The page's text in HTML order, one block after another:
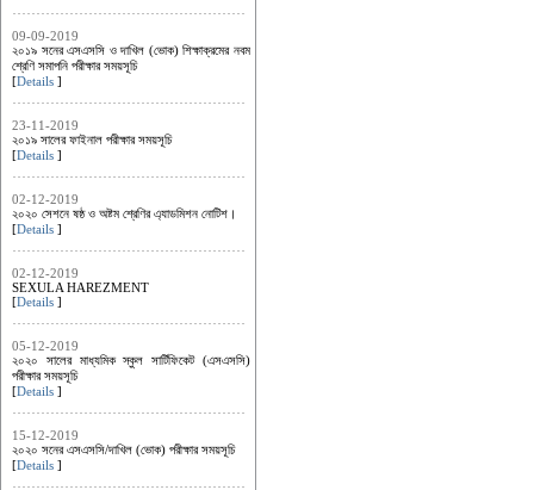
09-09-2019
২০১৯ সনের এসএসসি ও দাখিল (ভোক) শিক্ষাক্রমের নবম
শ্রেণি সমাপনি পরীক্ষার সময়সূচি
[Details ]
23-11-2019
২০১৯ সালের ফাইনাল পরীক্ষার সময়সূচি
[Details ]
02-12-2019
২০২০ সেশনে ষষ্ঠ ও অষ্টম শ্রেণির এ্যাডমিশন নোটিশ।
[Details ]
02-12-2019
SEXULA HAREZMENT
[Details ]
05-12-2019
২০২০ সালের মাধ্যমিক স্কুল সার্টিফিকেট (এসএসসি)
পরীক্ষার সময়সূচি
[Details ]
15-12-2019
২০২০ সনের এসএসসি/দাখিল (ভোক) পরীক্ষার সময়সূচি
[Details ]